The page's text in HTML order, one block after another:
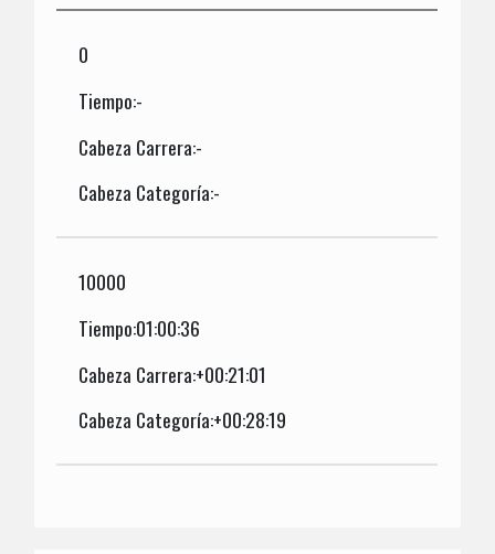
0
Tiempo:-
Cabeza Carrera:-
Cabeza Categoría:-
10000
Tiempo:01:00:36
Cabeza Carrera:+00:21:01
Cabeza Categoría:+00:28:19